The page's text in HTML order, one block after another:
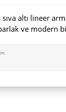
altı lineer
ve modern bir